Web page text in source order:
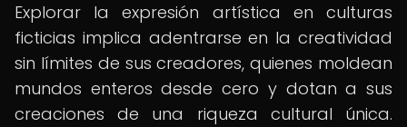
Explorar la expresión artística en culturas
ficticias implica adentrarse en la creatividad
sin límites de sus creadores, quienes moldean
mundos enteros desde cero y dotan a sus
creaciones de una riqueza cultural única.